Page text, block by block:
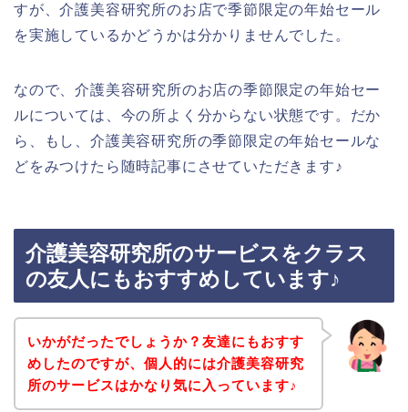
すが、介護美容研究所のお店で季節限定の年始セール
を実施しているかどうかは分かりませんでした。
なので、介護美容研究所のお店の季節限定の年始セー
ルについては、今の所よく分からない状態です。だか
ら、もし、介護美容研究所の季節限定の年始セールな
どをみつけたら随時記事にさせていただきます♪
介護美容研究所のサービスをクラス
の友人にもおすすめしています♪
いかがだったでしょうか？友達にもおすす
めしたのですが、個人的には介護美容研究
所のサービスはかなり気に入っています♪